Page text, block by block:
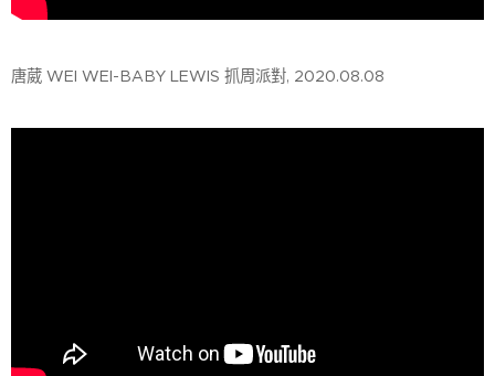
唐葳 WEI WEI-BABY LEWIS 抓周派對, 2020.08.08